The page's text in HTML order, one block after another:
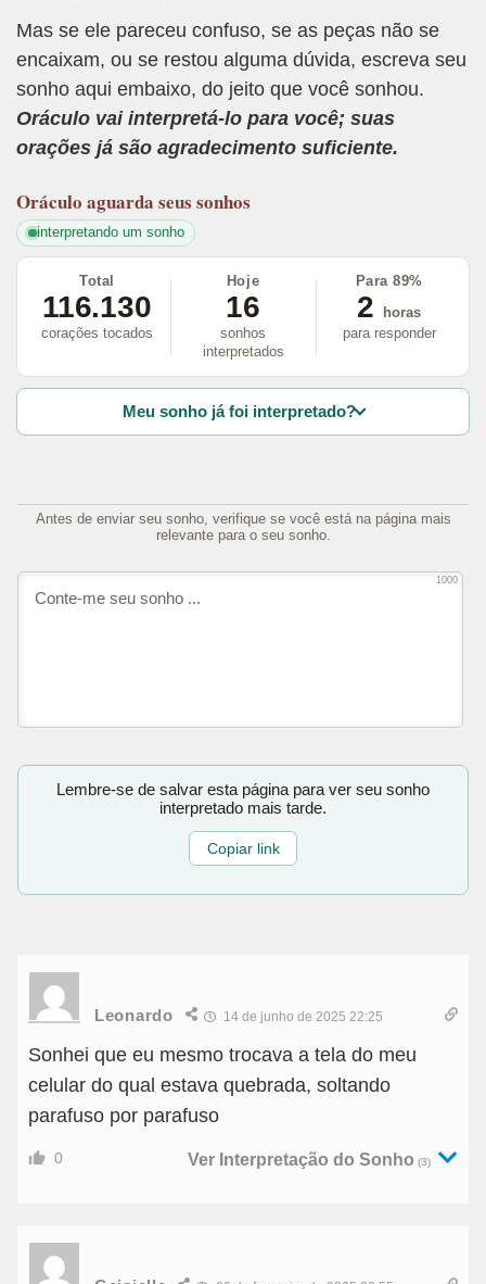
Mas se ele pareceu confuso, se as peças não se
encaixam, ou se restou alguma dúvida, escreva seu
sonho aqui embaixo, do jeito que você sonhou.
Oráculo vai interpretá-lo para você; suas
orações já são agradecimento suficiente.
Oráculo aguarda seus sonhos
interpretando um sonho
Total
116.130
corações tocados
Hoje
16
sonhos
interpretados
Para 89%
2
horas
para responder
Meu sonho já foi interpretado?
Antes de enviar seu sonho, verifique se você está na página mais
relevante para o seu sonho.
1000
Lembre-se de salvar esta página para ver seu sonho
interpretado mais tarde.
Copiar link
Leonardo 14 de junho de 2025 22:25
Sonhei que eu mesmo trocava a tela do meu
celular do qual estava quebrada, soltando
parafuso por parafuso
0 Ver Interpretação do Sonho (3)